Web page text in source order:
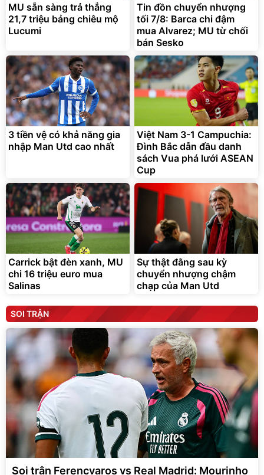
MU sẵn sàng trả thẳng
21,7 triệu bảng chiêu mộ
Lucumi
Tin đồn chuyển nhượng
tối 7/8: Barca chi đậm
mua Alvarez; MU từ chối
bán Sesko
3 tiền vệ có khả năng gia
nhập Man Utd cao nhất
Việt Nam 3-1 Campuchia:
Đình Bắc dẫn đầu danh
sách Vua phá lưới ASEAN
Cup
Carrick bật đèn xanh, MU
chi 16 triệu euro mua
Salinas
Sự thật đằng sau kỳ
chuyển nhượng chậm
chạp của Man Utd
SOI TRẬN
Soi trận Ferencvaros vs Real Madrid: Mourinho